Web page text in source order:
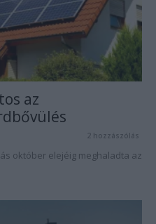
az
2 hozzászólás
október elejéig meghaladta az